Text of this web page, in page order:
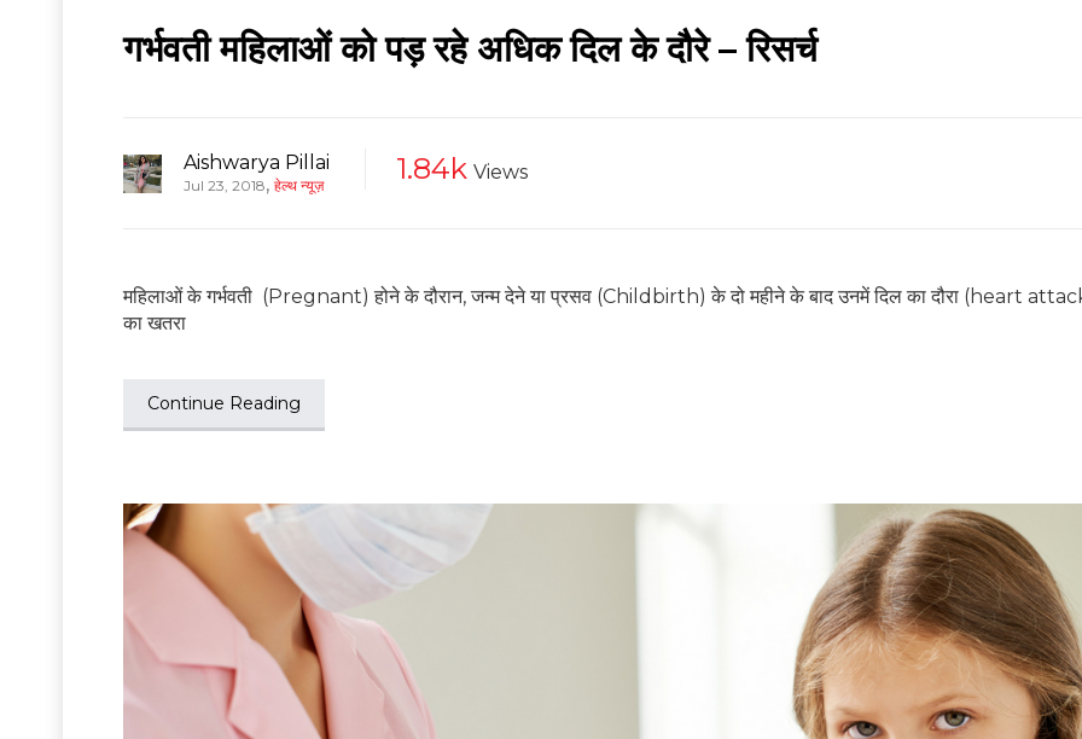
गर्भवती महिलाओं को पड़ रहे अधिक दिल के दौरे – रिसर्च
Aishwarya Pillai
Jul 23, 2018, हेल्थ न्यूज़ 1.84k Views
महिलाओं के गर्भवती (Pregnant) होने के दौरान, जन्म देने या प्रसव (Childbirth) के दो महीने के बाद उनमें दिल का दौरा (heart
का खतरा
Continue Reading